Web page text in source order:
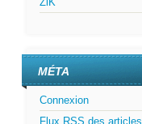
MÉTA
Connexion
Flux RSS des articles